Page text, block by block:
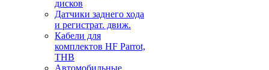
дисков
Датчики заднего хода
и регистрат. движ.
Кабели для
комплектов HF Parrot,
THB
Автомобильные